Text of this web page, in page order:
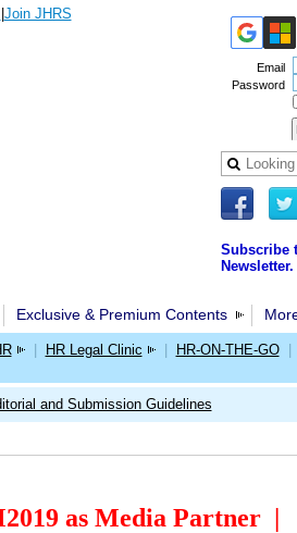
Join JHRS
Email
Password
Subscribe
Exclusive & Premium Contents
HR Legal Clinic HR-ON-THE-GO
and Submission Guidelines
as Media Partner |